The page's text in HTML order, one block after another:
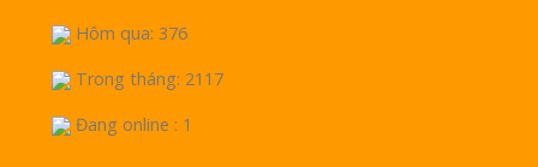
Hôm qua: 376
Trong tháng: 2117
Đang online : 1